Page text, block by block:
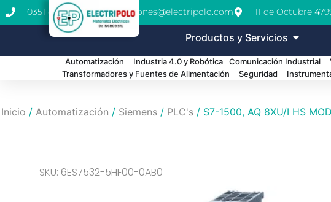
0351 462-1771 cotizaciones@electripolo.com 11 de Octubre
Productos y Servicios
Automatización Industria 4.0 y Robótica Comunicación Industrial
Transformadores y Fuentes de Alimentación
Seguridad
Inicio / Automatización / Siemens/ PLC's/ S7-1500, AQ 8XU/I HS
SKU: 6ES7532-5HF00-0AB0